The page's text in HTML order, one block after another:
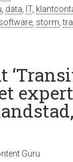
data IT,
storm ,
Guru